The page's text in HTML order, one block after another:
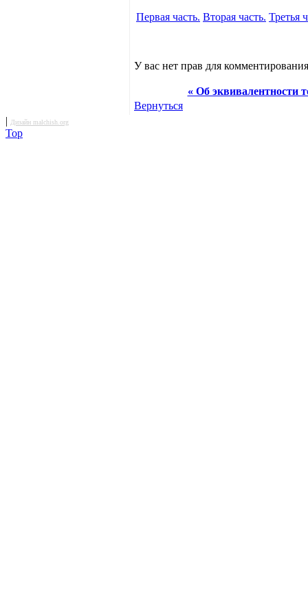
Первая часть. Вторая часть. Третья
У вас нет прав для
« Об эквивалентности
Вернуться
| Дизайн malchish.org
Top